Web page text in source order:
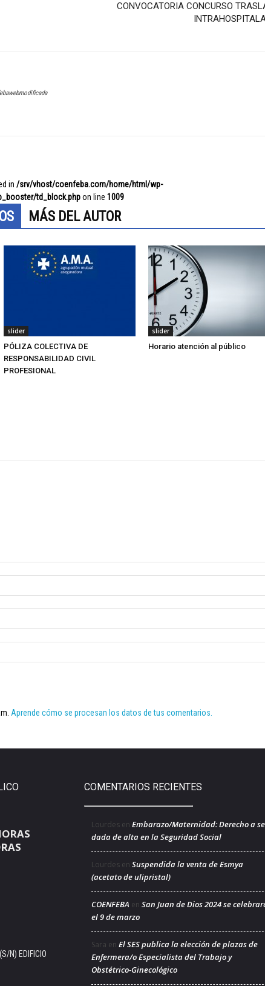
CONVOCATORIA CONCURSO
in /srv/vhost/coenfeba.com/home/html/wp-
td_block.phpon line 1009
MÁS DEL AUTOR
slider
PÓLIZA COLECTIVA DE
RESPONSABILIDAD CIVIL
PROFESIONAL
slider
Horario atención al público
Aprende cómo se procesan los datos de tus comentarios.
N) EDIFICIO
COMENTARIOS RECIENTES
Lourdes en Embarazo/Maternidad: Derecho a
dada de alta en la Seguridad Social
Lourdes en Suspendida la venta de Esmya
(acetato de ulipristal)
COENFEBA en San Juan de Dios 2024 se
el 9 de marzo
Sara en El SES publica la elección de plazas de
Enfermera/o Especialista del Trabajo y
Obstétrico-Ginecológico